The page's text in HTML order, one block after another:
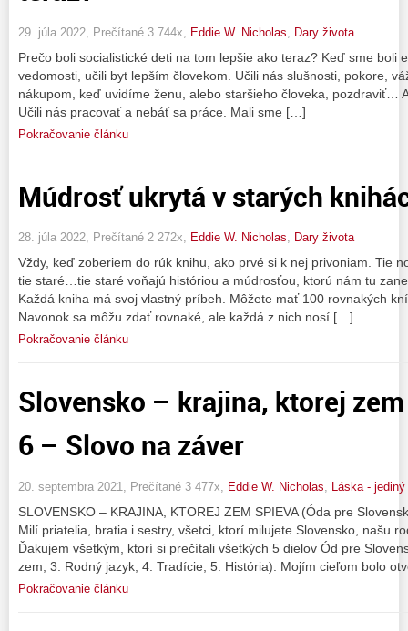
29. júla 2022, Prečítané 3 744x, Eddie W. Nicholas Dary života
Prečo boli socialistické deti na tom lepšie ako teraz? Keď sme boli
vedomosti, učili byt lepším človekom. Učili nás slušnosti, pokore,
nákupom, keď uvidíme ženu, alebo staršieho človeka, pozdraviť…
Učili nás pracovať a nebáť sa práce. Mali sme […]
Pokračovanie článku
Múdrosť ukrytá v starých
28. júla 2022, Prečítané 2 272x, Eddie W. Nicholas, Dary života
Vždy, keď zoberiem do rúk knihu, ako prvé si k nej privoniam. Tie
tie staré…tie staré voňajú históriou a múdrosťou, ktorú nám tu
Každá kniha má svoj vlastný príbeh. Môžete mať 100 rovnakých
Navonok sa môžu zdať rovnaké, ale každá z nich nosí […]
Pokračovanie článku
Slovensko – krajina, ktorej
6 – Slovo na záver
20. septembra 2021, Prečítané 3 477x, Eddie W. Nicholas Láska -
SLOVENSKO – KRAJINA, KTOREJ ZEM SPIEVA (Óda pre
Milí priatelia, bratia i sestry, všetci, ktorí milujete Slovensko, našu
Ďakujem všetkým, ktorí si prečítali všetkých 5 dielov Ód pre
zem, 3. Rodný jazyk, 4. Tradície, 5. História). Mojím cieľom bolo
Pokračovanie článku